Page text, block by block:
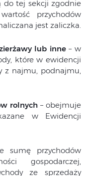
do tej sekcji zgodnie
przychodów
jest zaliczka.
lub inne– w
które w ewidencji
z najmu, podnajmu,
rolnych– obejmuje
w Ewidencji
sumę przychodów
gospodarczej,
ze sprzedaży